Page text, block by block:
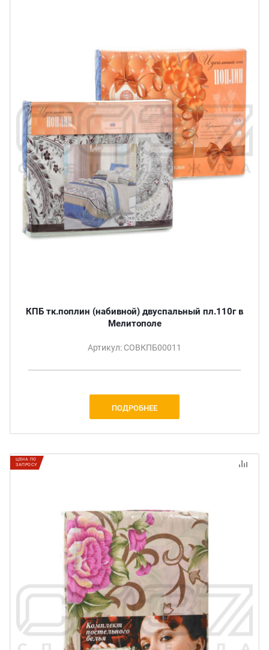
КПБ тк.поплин (набивной) двуспальный пл.110г в
Мелитополе
Артикул: СОВКПБ00011
ПОДРОБНЕЕ
ЦЕНА ПО
ЗАПРОСУ